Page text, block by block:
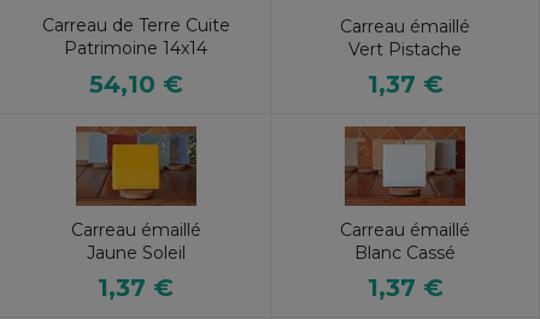
Carreau de Terre Cuite
Patrimoine 14x14
54,10 €
Carreau émaillé
Vert Pistache
1,37 €
Carreau émaillé
Jaune Soleil
1,37 €
Carreau émaillé
Blanc Cassé
1,37 €